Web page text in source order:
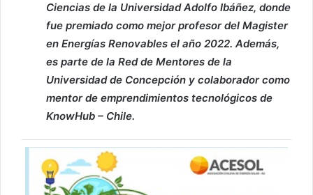
Ciencias de la Universidad Adolfo Ibáñez, donde
fue premiado como mejor profesor del Magister
en Energías Renovables el año 2022. Además,
es parte de la Red de Mentores de la
Universidad de Concepción y colaborador como
mentor de emprendimientos tecnológicos de
KnowHub – Chile.